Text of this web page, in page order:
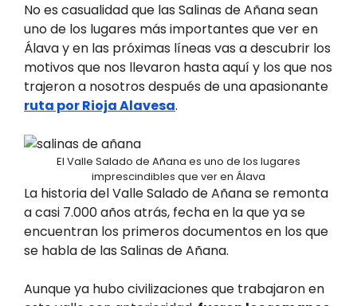
No es casualidad que las Salinas de Añana sean
uno de los lugares más importantes que ver en
Álava y en las próximas líneas vas a descubrir los
motivos que nos llevaron hasta aquí y los que nos
trajeron a nosotros después de una apasionante
ruta por Rioja Alavesa.
El Valle Salado de Añana es uno de los lugares
imprescindibles que ver en Álava
La historia del Valle Salado de Añana se remonta
a casi 7.000 años atrás, fecha en la que ya se
encuentran los primeros documentos en los que
se habla de las Salinas de Añana.
Aunque ya hubo civilizaciones que trabajaron en